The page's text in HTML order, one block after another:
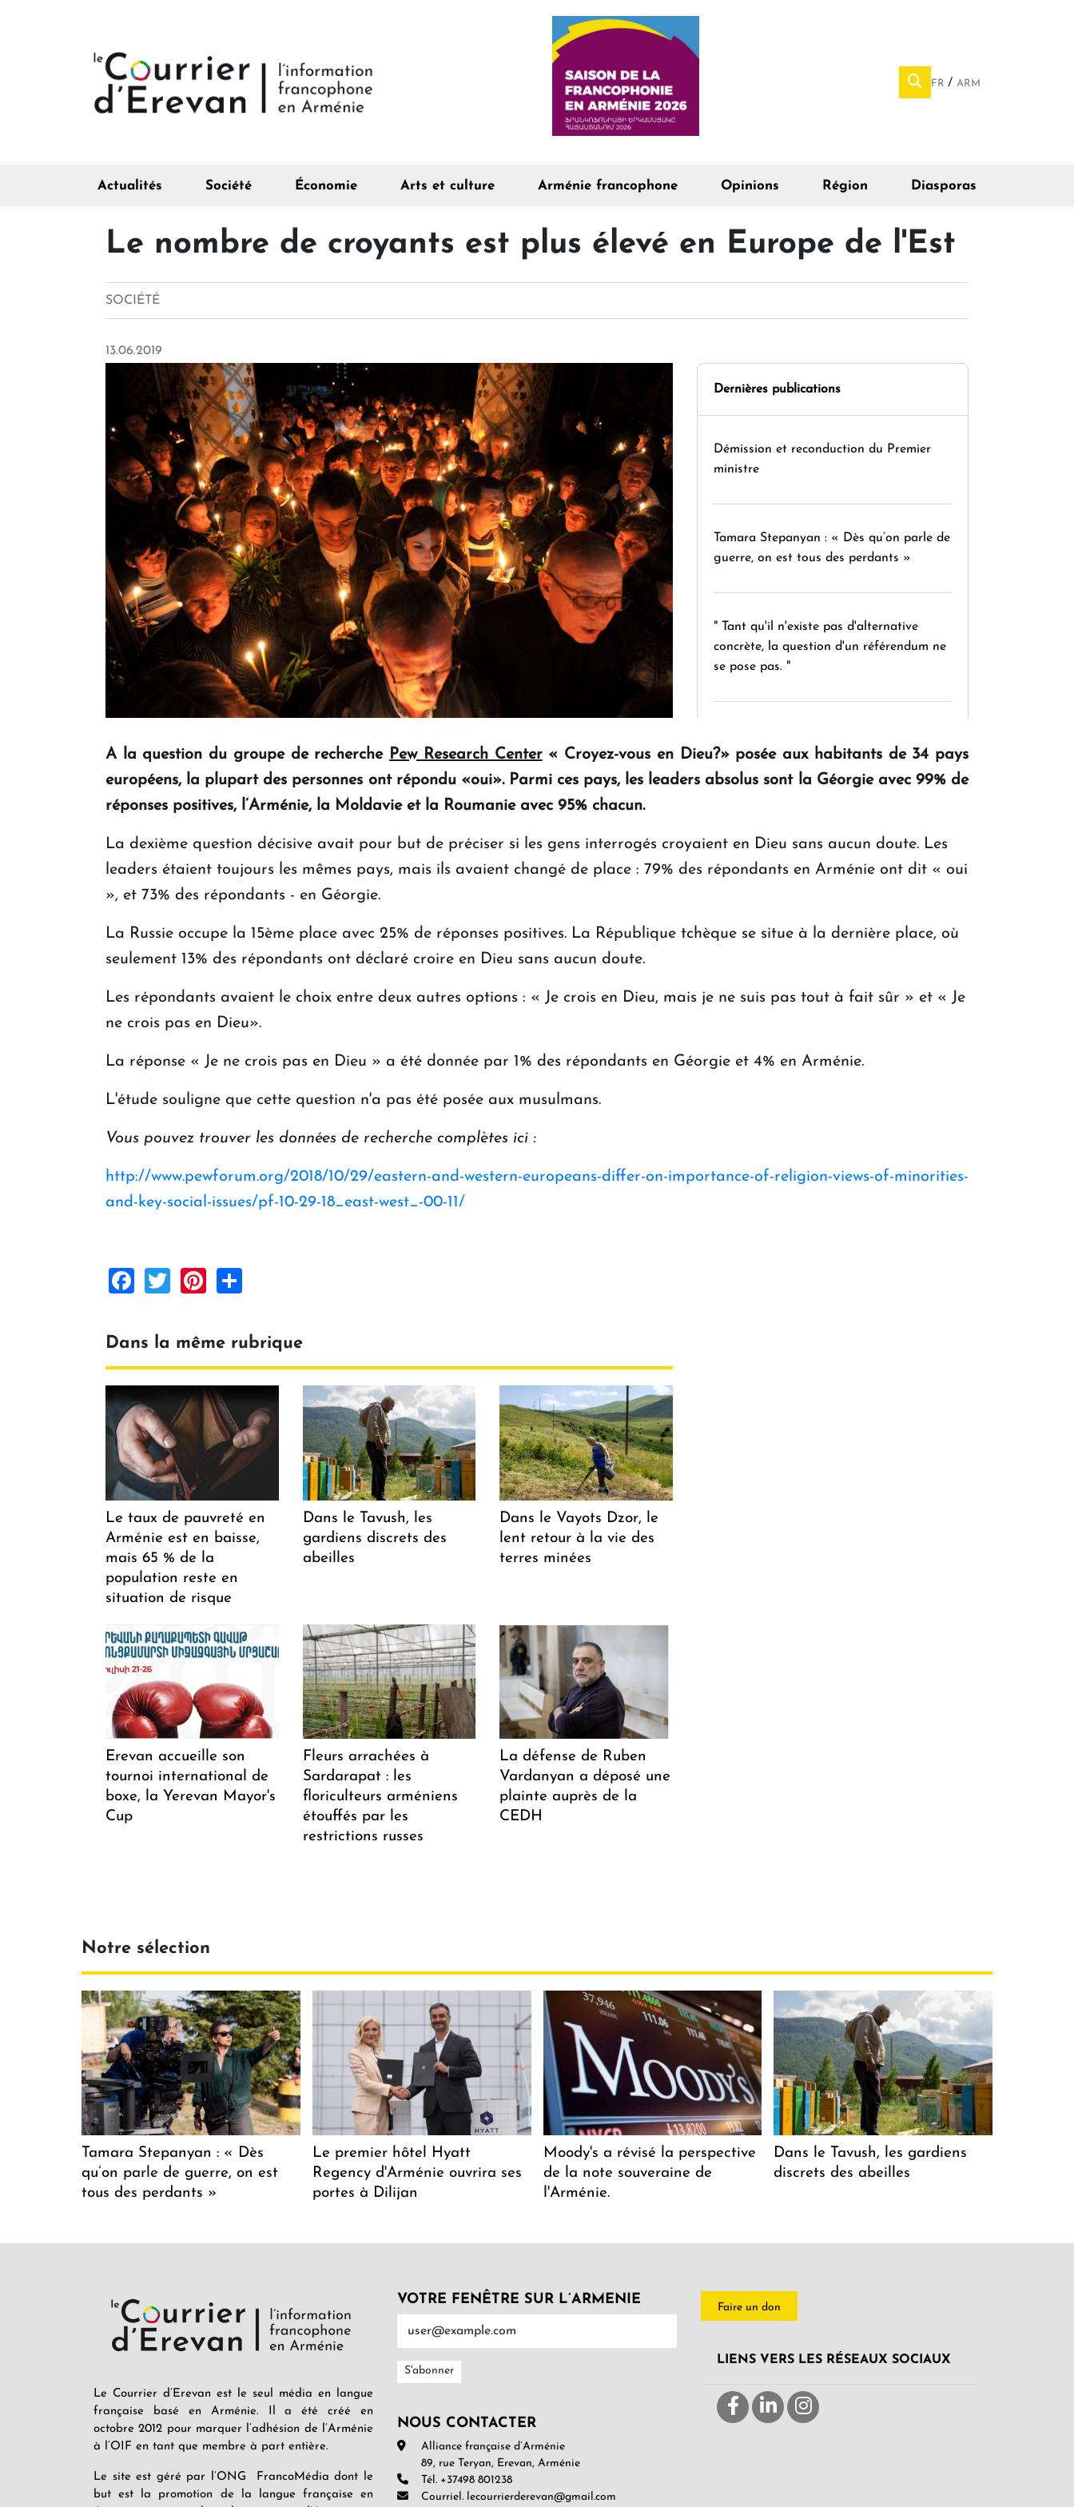
FR ARM
Actualités Société Économie Arts et culture Arménie francophone Opinions Région Diasporas
Le nombre de croyants est plus élevé en Europe de l'Est
SOCIÉTÉ
13.06.2019
Dernières publications
Démission et reconduction du Premier
ministre
Tamara Stepanyan : « Dès qu’on parle de
guerre, on est tous des perdants »
" Tant qu'il n'existe pas d'alternative
concrète, la question d'un référendum ne
se pose pas. "
d'avenir en Arménie
d'Arménie ouvrira ses portes à Dilijan
A la question du groupe de recherche Pew Research Center« Croyez-vous en Dieu?» posée aux habitants de 34 pays
européens, la plupart des personnes ont répondu «oui». Parmi ces pays, les leaders absolus sont la Géorgie avec 99% de
réponses positives, l’Arménie, la Moldavie et la Roumanie avec 95% chacun.
La dexième question décisive avait pour but de préciser si les gens interrogés croyaient en Dieu sans aucun doute. Les
leaders étaient toujours les mêmes pays, mais ils avaient changé de place : 79% des répondants en Arménie ont dit « oui
», et 73% des répondants - en Géorgie.
La Russie occupe la 15ème place avec 25% de réponses positives. La République tchèque se situe à la dernière place, où
seulement 13% des répondants ont déclaré croire en Dieu sans aucun doute.
Les répondants avaient le choix entre deux autres options : « Je crois en Dieu, mais je ne suis pas tout à fait sûr » et « Je
ne crois pas en Dieu».
La réponse « Je ne crois pas en Dieu » a été donnée par 1% des répondants en Géorgie et 4% en Arménie.
L'étude souligne que cette question n'a pas été posée aux musulmans.
Vous pouvez trouver les données de recherche complètes ici :
http://www.pewforum.org/2018/10/29/eastern-and-western-europeans-differ-on-importance-of-religion-views-of-minorities-
and-key-social-issues/pf-10-29-18_east-west_-00-11/
Facebook
TwitterPinterest
Dans la même rubrique
Le taux de pauvreté en
Arménie est en baisse,
mais 65 % de la
population reste en
situation de risque
Dans le Tavush, les
gardiens discrets des
abeilles
Dans le Vayots Dzor, le
lent retour à la vie des
terres minées
Erevan accueille son
tournoi international de
boxe, la Yerevan Mayor's
Cup
Fleurs arrachées à
Sardarapat : les
floriculteurs arméniens
étouffés par les
restrictions russes
La défense de Ruben
Vardanyan a déposé une
plainte auprès de la
CEDH
Notre sélection
Tamara Stepanyan : « Dès
qu’on parle de guerre, on est
tous des perdants »
Le premier hôtel Hyatt
Regency d'Arménie ouvrira ses
portes à Dilijan
Moody's a révisé la perspective
de la note souveraine de
l'Arménie.
Dans le Tavush, les gardiens
discrets des abeilles
Le Courrier d’Erevan est le seul média en langue
française basé en Arménie. Il a été créé en
octobre 2012 pour marquer l’adhésion de l’Arménie
à l’OIF en tant que membre à part entière.
Le site est géré par l’ONG FrancoMédia dont le
but est la promotion de la langue française en
VOTRE FENÊTRE SUR L’ARMENIE
NOUS CONTACTER
Alliance française d’Arménie
89, rue Teryan, Erevan, Arménie
Tél. +37498 801238
Courriel. lecourrierderevan@gmail.com
Faire un don
LIENS VERS LES RÉSEAUX SOCIAUX